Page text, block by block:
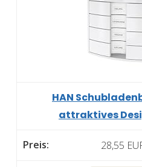
HAN
attraktives
28,55